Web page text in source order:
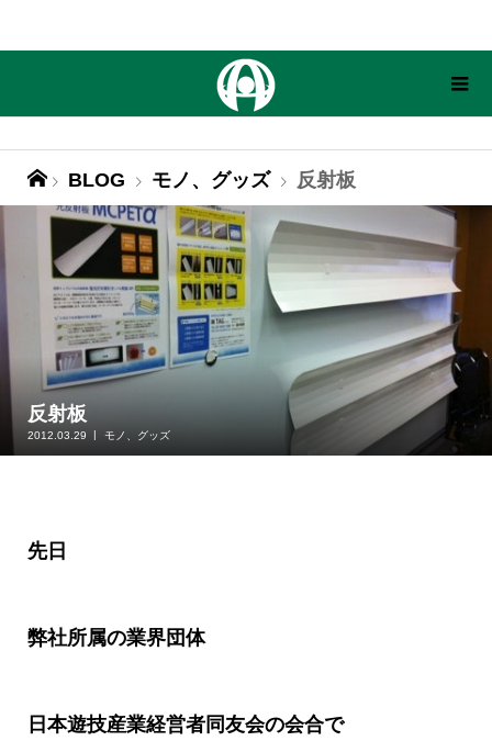
BLOG モノ、グッズ 反射板
反射板
2012.03.29 モノ、グッズ
先日
弊社所属の業界団体
日本遊技産業経営者同友会の会合で